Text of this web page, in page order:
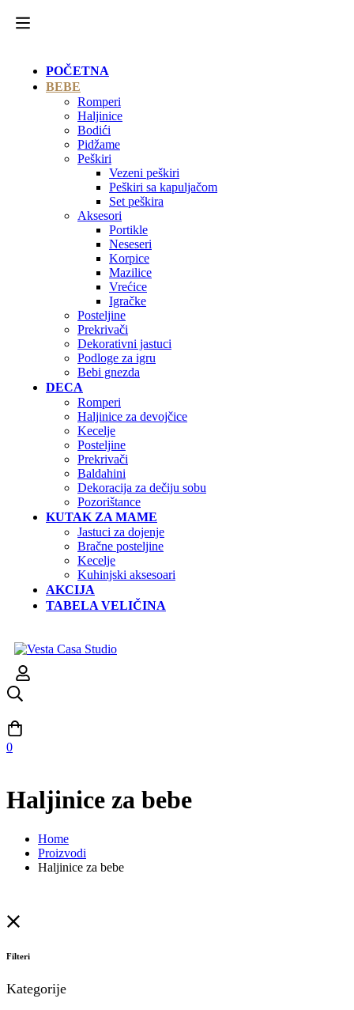
POČETNA
BEBE
Romperi
Haljinice
Bodići
Pidžame
Peškiri
Vezeni peškiri
Peškiri sa kapuljačom
Set peškira
Aksesori
Portikle
Neseseri
Korpice
Mazilice
Vrećice
Igračke
Posteljine
Prekrivači
Dekorativni jastuci
Podloge za igru
Bebi gnezda
DECA
Romperi
Haljinice za devojčice
Kecelje
Posteljine
Prekrivači
Baldahini
Dekoracija za dečiju sobu
Pozorištance
KUTAK ZA MAME
Jastuci za dojenje
Bračne posteljine
Kecelje
Kuhinjski aksesoari
AKCIJA
TABELA VELIČINA
0
Haljinice za bebe
Home
Proizvodi
Haljinice za bebe
Filteri
Kategorije